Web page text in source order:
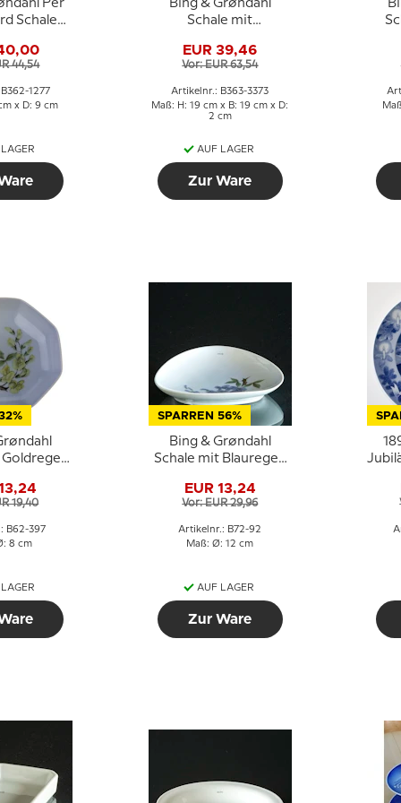
Per
Schale
44,54
1277
x D: 9 cm
Bing & Grøndahl
Schale mit
363-3373
EUR 39,46
Vor: EUR 63,54
Artikelnr.: B363-3373
Maß: H: 19 cm x B: 19 cm x D:
2 cm
AUF LAGER
Zur Ware
Goldregen
19,40
B62-397
8 cm
SPARREN 56%
Bing & Grøndahl
Schale mit Blauregen
EUR 13,24
Vor: EUR 29,96
Artikelnr.: B72-92
Maß: Ø: 12 cm
AUF LAGER
Zur Ware